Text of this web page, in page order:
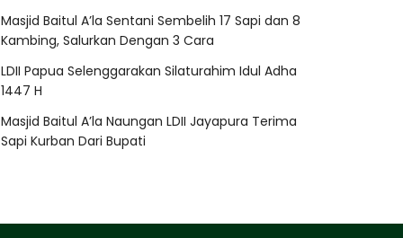
Masjid Baitul A’la Sentani Sembelih 17 Sapi dan 8
Kambing, Salurkan Dengan 3 Cara
LDII Papua Selenggarakan Silaturahim Idul Adha
1447 H
Masjid Baitul A’la Naungan LDII Jayapura Terima
Sapi Kurban Dari Bupati